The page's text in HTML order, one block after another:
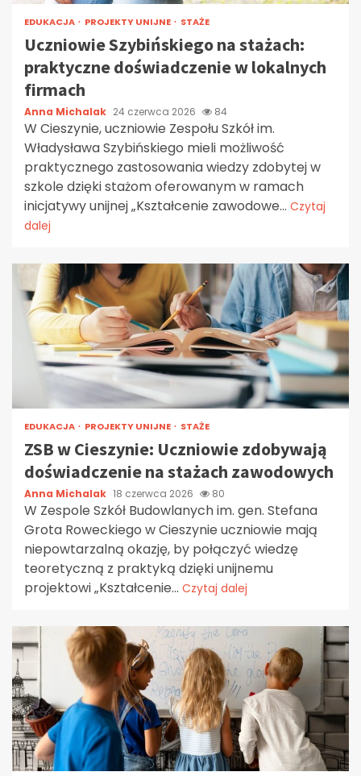
EDUKACJA PROJEKTY UNIJNE STAŻE
Uczniowie Szybińskiego na stażach:
praktyczne doświadczenie w lokalnych
firmach
Anna Michalak 24 czerwca 2026 84
W Cieszynie, uczniowie Zespołu Szkół im.
Władysława Szybińskiego mieli możliwość
praktycznego zastosowania wiedzy zdobytej w
szkole dzięki stażom oferowanym w ramach
inicjatywy unijnej „Kształcenie zawodowe... Czytaj
dalej
EDUKACJA PROJEKTY UNIJNE STAŻE
ZSB w Cieszynie: Uczniowie zdobywają
doświadczenie na stażach zawodowych
Anna Michalak 18 czerwca 2026 80
W Zespole Szkół Budowlanych im. gen. Stefana
Grota Roweckiego w Cieszynie uczniowie mają
niepowtarzalną okazję, by połączyć wiedzę
teoretyczną z praktyką dzięki unijnemu
projektowi „Kształcenie... Czytaj dalej